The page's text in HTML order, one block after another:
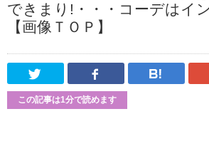
できまり!・・・コーデはイ
【画像ＴＯＰ】
Twitter Facebook
この記事は1分で読めます